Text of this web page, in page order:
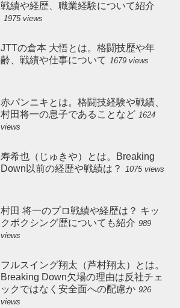
戦績や経歴、職業経験について紹介
1975 views
JTTの倉本 大悟とは。格闘技歴や年
齢、戦績や仕事について 1679 views
赤パンニキとは。格闘技経験や戦績、
村田将一の息子であることなど 1624
views
寿希也（じゅきや）とは。Breaking
Down以前の経歴や戦績は？ 1075 views
村田 将一のプロ戦績や経歴は？ キッ
クボクシング歴についても紹介 989
views
フルスイング翔太（芦村翔太）とは。
Breaking Down欠場の理由は反社チェ
ックではなく安全面への配慮か 926
views